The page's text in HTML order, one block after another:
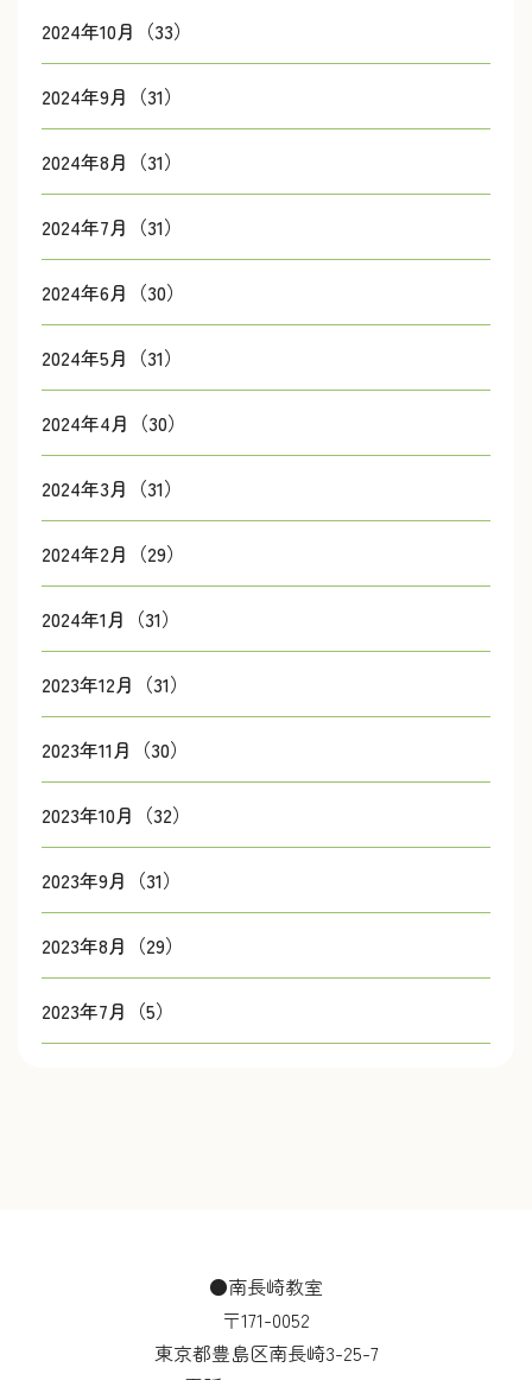
2024年10月（33）
2024年9月（31）
2024年8月（31）
2024年7月（31）
2024年6月（30）
2024年5月（31）
2024年4月（30）
2024年3月（31）
2024年2月（29）
2024年1月（31）
2023年12月（31）
2023年11月（30）
2023年10月（32）
2023年9月（31）
2023年8月（29）
2023年7月（5）
●南長崎教室
〒171-0052
東京都豊島区南長崎3-25-7